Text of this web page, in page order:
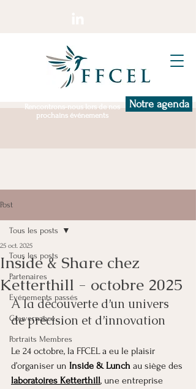
Rencontrons-nous lors de nos
prochains événements
Notre agenda
Post
Tous les posts
Partenaires
Evénements passés
Gouvernance
Portraits Membres
Tous les posts
Inside & Share chez
Ketterthill - octobre 2025
25 oct. 2025
A la découverte d’un univers
de précision et d’innovation
Le 24 octobre, la FFCEL a eu le plaisir
d’organiser un Inside & Lunch au siège des
laboratoires Ketterthill, une entreprise